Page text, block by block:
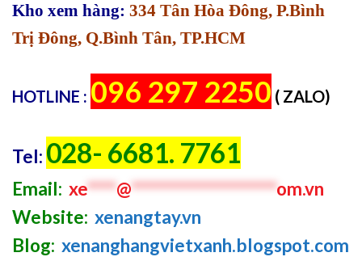
Kho xem hàng: 334 Tân Hòa Đông, P.Bình
Trị Đông, Q.Bình Tân, TP.HCM
HOTLINE : 096 297 2250 ( ZALO)
Tel: 028- 6681. 7761
Email: xe****@********************om.vn
Website: xenangtay.vn
Blog: xenanghangvietxanh.blogspot.com